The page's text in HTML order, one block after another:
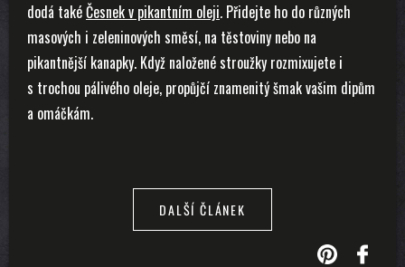
dodá takéČesnek v pikantním oleji. Přidejte ho do různých
masových i zeleninových směsí, na těstoviny nebo na
pikantnější kanapky. Když naložené stroužky rozmixujete i
s trochou pálivého oleje, propůjčí znamenitý šmak vašim dipům
a omáčkám.
DALŠÍ ČLÁNEK